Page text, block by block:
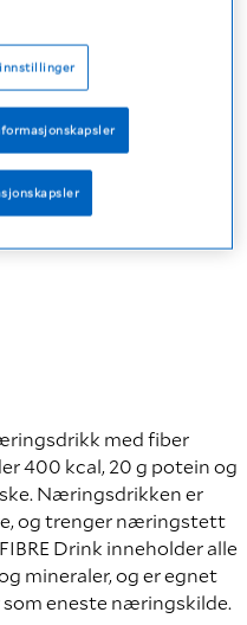
med fiber –
med fiber
400 kcal, 20 g potein og
Næringsdrikken er
og trenger næringstett
Drink inneholder alle
mineraler, og er egnet
eneste næringskilde.